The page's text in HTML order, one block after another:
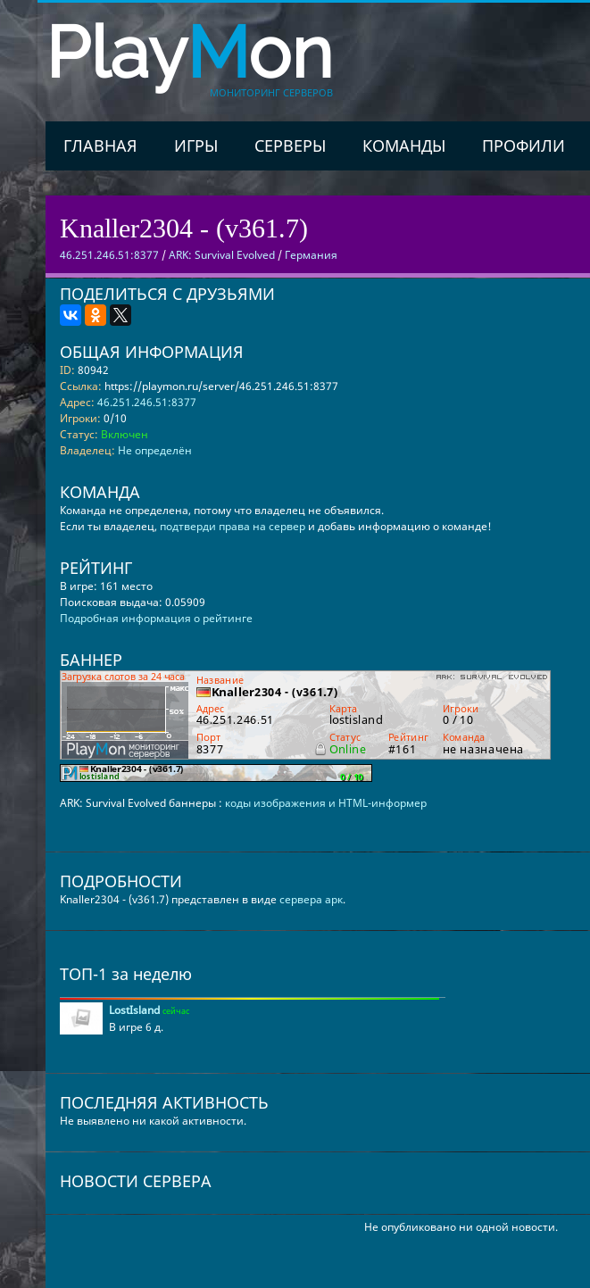
PlayMon
МОНИТОРИНГ СЕРВЕРОВ
ГЛАВНАЯ ИГРЫ СЕРВЕРЫ КОМАНДЫ ПРОФИЛИ
Knaller2304 - (v361.7)
46.251.246.51:8377 /ARK: Survival Evolved/ Германия
ПОДЕЛИТЬСЯ С ДРУЗЬЯМИ
ОБЩАЯ ИНФОРМАЦИЯ
ID: 80942
Ссылка: https://playmon.ru/server/46.251.246.51:8377
Адрес: 46.251.246.51:8377
Игроки: 0/10
Статус: Включен
Владелец: Не определён
КОМАНДА
Команда не определена, потому что владелец не объявился.
Если ты владелец, подтверди права на сервери добавь информацию о команде!
РЕЙТИНГ
В игре: 161 место
Поисковая выдача: 0.05909
Подробная информация о рейтинге
БАННЕР
ARK: Survival Evolved баннеры : коды изображения и HTML-информер
ПОДРОБНОСТИ
Knaller2304 - (v361.7) представлен в видесервера арк.
ТОП-1 за неделю
LostIsland сейчас
В игре 6 д.
ПОСЛЕДНЯЯ АКТИВНОСТЬ
Не выявлено ни какой активности.
НОВОСТИ СЕРВЕРА
Не опубликовано ни одной новости.